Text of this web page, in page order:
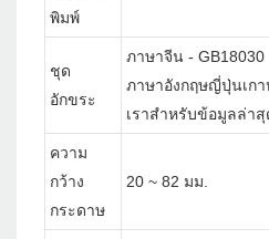
พิมพ์
ชุด
อักขระ
ภาษาจีน - GB18030
ภาษาอังกฤษญี่ปุ่นเก
เราสำหรับข้อมูลล่าสุ
ความ
กว้าง
กระดาษ
20 ~ 82 มม.